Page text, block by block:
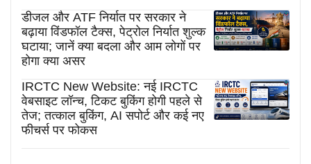
डीजल और ATF निर्यात पर सरकार ने
बढ़ाया विंडफॉल टैक्स, पेट्रोल निर्यात शुल्क
घटाया; जानें क्या बदला और आम लोगों पर
होगा क्या असर
IRCTC New Website: नई IRCTC
वेबसाइट लॉन्च, टिकट बुकिंग होगी पहले से
तेज; तत्काल बुकिंग, AI सपोर्ट और कई नए
फीचर्स पर फोकस